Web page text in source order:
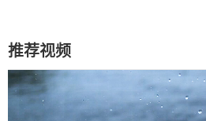
推荐视频